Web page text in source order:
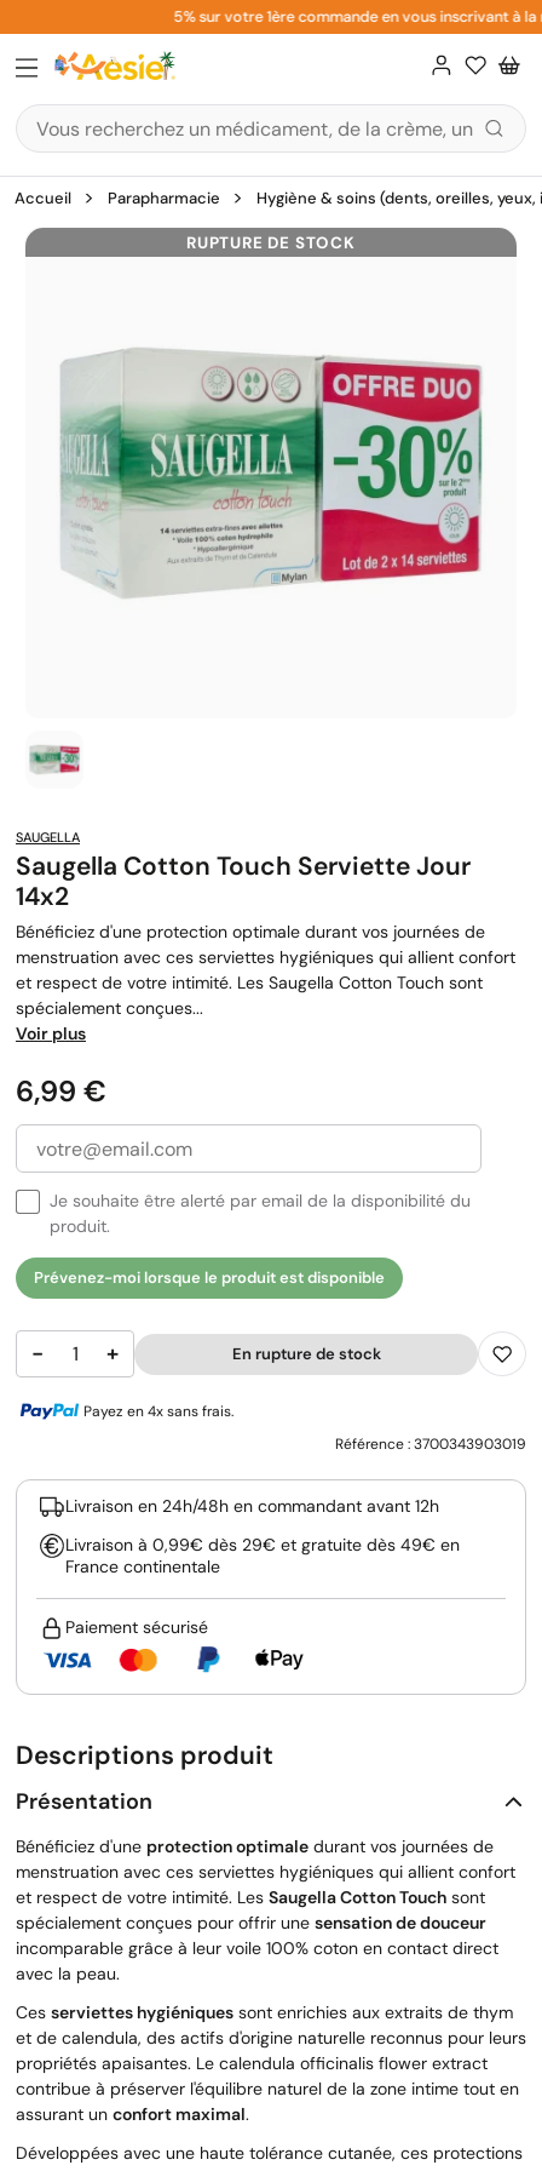
au
contenu
5% sur votre 1ère commande en vous inscrivant à la
Accueil Parapharmacie Hygiène & soins (dents, oreilles,
RUPTURE DE STOCK
SAUGELLA
Saugella Cotton Touch Serviette Jour
14x2
Bénéficiez d'une protection optimale durant vos journées de
menstruation avec ces serviettes hygiéniques qui allient confort
et respect de votre intimité. Les Saugella Cotton Touch sont
spécialement conçues...
Voir plus
Prix
6,99 €
Je souhaite être alerté par email de la disponibilité du
produit.
Prévenez-moi lorsque le produit est disponible
− + En rupture de stock
Payez en 4x sans frais.
Référence :3700343903019
Livraison en 24h/48h en commandant avant 12h
Livraison à 0,99€ dès 29€ et gratuite dès 49€ en
France continentale
Paiement sécurisé
Descriptions produit
Présentation
Bénéficiez d'une protection optimale durant vos journées de
menstruation avec ces serviettes hygiéniques qui allient confort
et respect de votre intimité. Les Saugella Cotton Touch sont
spécialement conçues pour offrir une sensation de douceur
incomparable grâce à leur voile 100% coton en contact direct
avec la peau.
Ces serviettes hygiéniques sont enrichies aux extraits de thym
et de calendula, des actifs d'origine naturelle reconnus pour leurs
propriétés apaisantes. Le calendula officinalis flower extract
contribue à préserver l'équilibre naturel de la zone intime tout en
assurant un confort maximal.
Développées avec une haute tolérance cutanée, ces protections